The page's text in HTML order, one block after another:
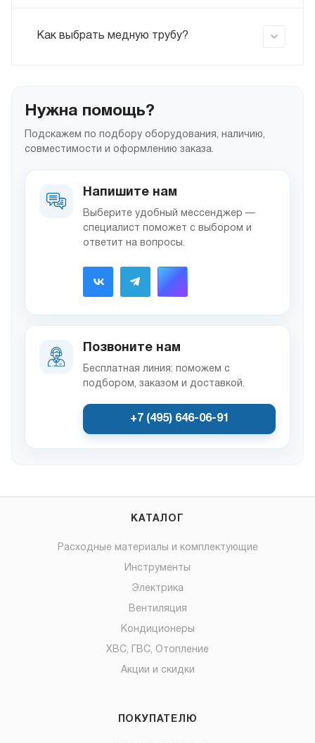
Как выбрать медную трубу?
Нужна помощь?
Подскажем по подбору оборудования, наличию,
совместимости и оформлению заказа.
Напишите нам
Выберите удобный мессенджер —
специалист поможет с выбором и
ответит на вопросы.
Позвоните нам
Бесплатная линия: поможем с
подбором, заказом и доставкой.
+7 (495) 646-06-91
КАТАЛОГ
Расходные материалы и комплектующие
Инструменты
Электрика
Вентиляция
Кондиционеры
ХВС, ГВС, Отопление
Акции и скидки
ПОКУПАТЕЛЮ